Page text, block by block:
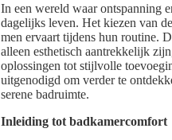
In een wereld waar ontspanning
dagelijks leven. Het kiezen van
men ervaart tijdens hun routine.
alleen esthetisch aantrekkelijk
oplossingen tot stijlvolle
uitgenodigd om verder te
serene badruimte.
Inleiding tot badkamercomfort